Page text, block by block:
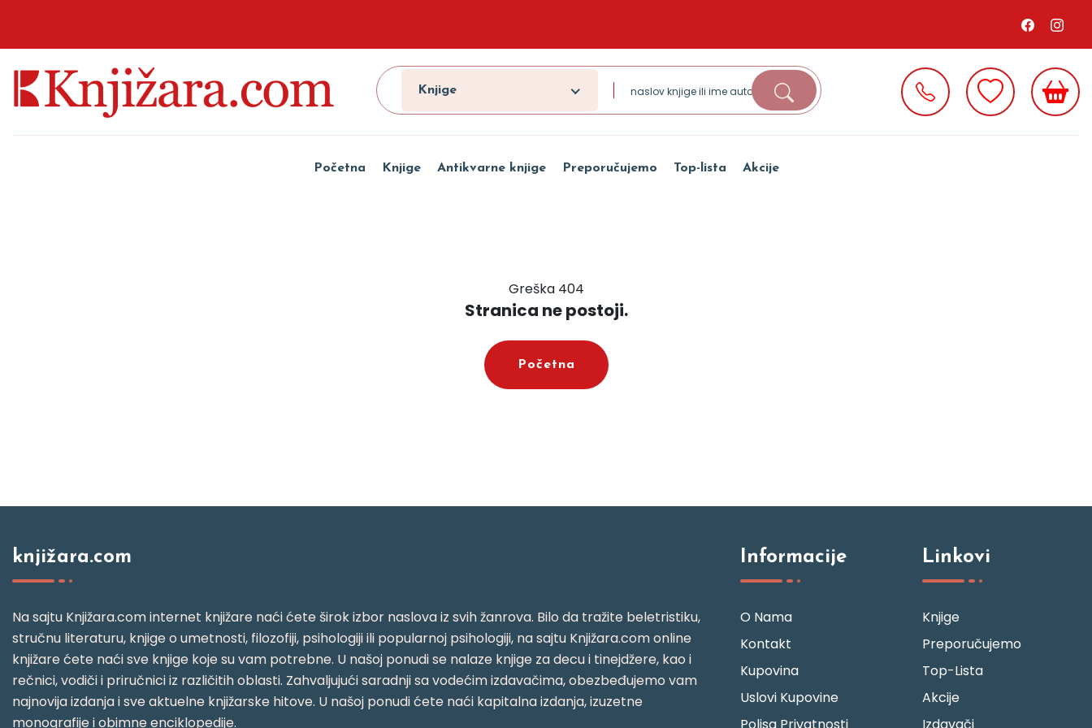
Knjige
Početna Knjige Antikvarne knjige Preporučujemo Top-lista Akcije
Greška 404
Stranica ne postoji.
Početna
knjižara.com
Na sajtu Knjižara.com internet knjižare naći ćete širok izbor naslova iz svih žanrova. Bilo da tražite beletristiku,
stručnu literaturu, knjige o umetnosti, filozofiji, psihologiji ili popularnoj psihologiji, na sajtu Knjižara.com online
knjižare ćete naći sve knjige koje su vam potrebne. U našoj ponudi se nalaze knjige za decu i tinejdžere, kao i
rečnici, vodiči i priručnici iz različitih oblasti. Zahvaljujući saradnji sa vodećim izdavačima, obezbeđujemo vam
najnovija izdanja i sve aktuelne knjižarske hitove. U našoj ponudi ćete naći kapitalna izdanja, izuzetne
monografije i obimne enciklopedije.
Informacije
O Nama
Kontakt
Kupovina
Uslovi Kupovine
Linkovi
Knjige
Preporučujemo
Top-Lista
Akcije